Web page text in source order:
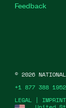
Feedback
LEGAL | IMPRINT
© 2026
+1 877 388 1952